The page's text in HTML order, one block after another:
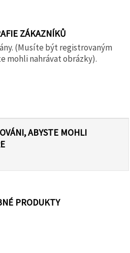
ZÁKAZNÍKŮ
(Musíte být registrovaným
mohli nahrávat obrázky).
ABYSTE MOHLI
PRODUKTY